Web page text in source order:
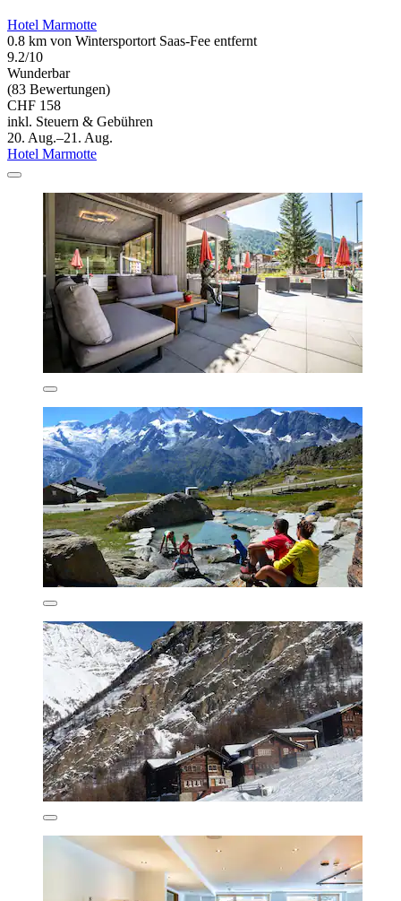
Hotel Marmotte
0.8 km von Wintersportort Saas-Fee entfernt
9.2/10
Wunderbar
(83 Bewertungen)
CHF 158
inkl. Steuern & Gebühren
20. Aug.–21. Aug.
Hotel Marmotte